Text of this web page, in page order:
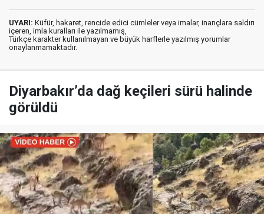
UYARI: Küfür, hakaret, rencide edici cümleler veya imalar, inançlara saldırı
içeren, imla kuralları ile yazılmamış,
Türkçe karakter kullanılmayan ve büyük harflerle yazılmış yorumlar
onaylanmamaktadır.
Diyarbakır’da dağ keçileri sürü halinde
görüldü